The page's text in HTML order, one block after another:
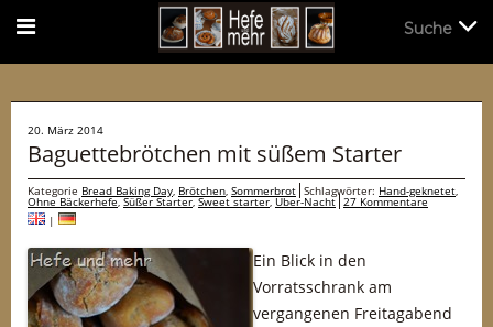
20. März 2014
Baguettebrötchen mit süßem Starter
Kategorie Bread Baking Day, Brötchen, Sommerbrot Schlagwörter: Hand-geknetet,
Ohne Bäckerhefe,Süßer Starter,Sweet starter,Über-Nacht 27 Kommentare
|
Ein Blick in den
Vorratsschrank am
vergangenen Freitagabend
Suche
Suche